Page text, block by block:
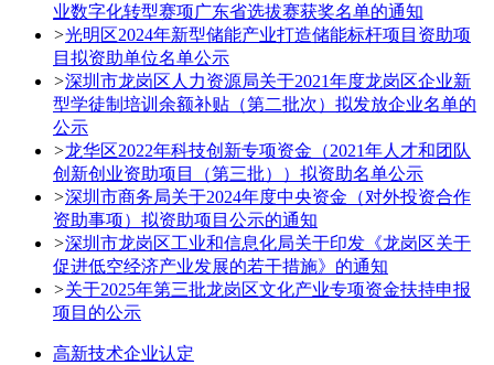
业数字化转型赛项广东省选拔赛获奖名单的通知
>光明区2024年新型储能产业打造储能标杆项目资助项
目拟资助单位名单公示
>深圳市龙岗区人力资源局关于2021年度龙岗区企业新
型学徒制培训余额补贴（第二批次）拟发放企业名单的
公示
>龙华区2022年科技创新专项资金（2021年人才和团队
创新创业资助项目（第三批））拟资助名单公示
>深圳市商务局关于2024年度中央资金（对外投资合作
资助事项）拟资助项目公示的通知
>深圳市龙岗区工业和信息化局关于印发《龙岗区关于
促进低空经济产业发展的若干措施》的通知
>关于2025年第三批龙岗区文化产业专项资金扶持申报
项目的公示
高新技术企业认定